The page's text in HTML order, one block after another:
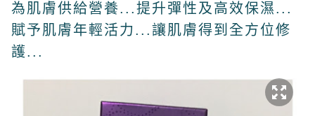
為肌膚供給營養...提升彈性及高效保濕...
賦予肌膚年輕活力...讓肌膚得到全方位修
護...